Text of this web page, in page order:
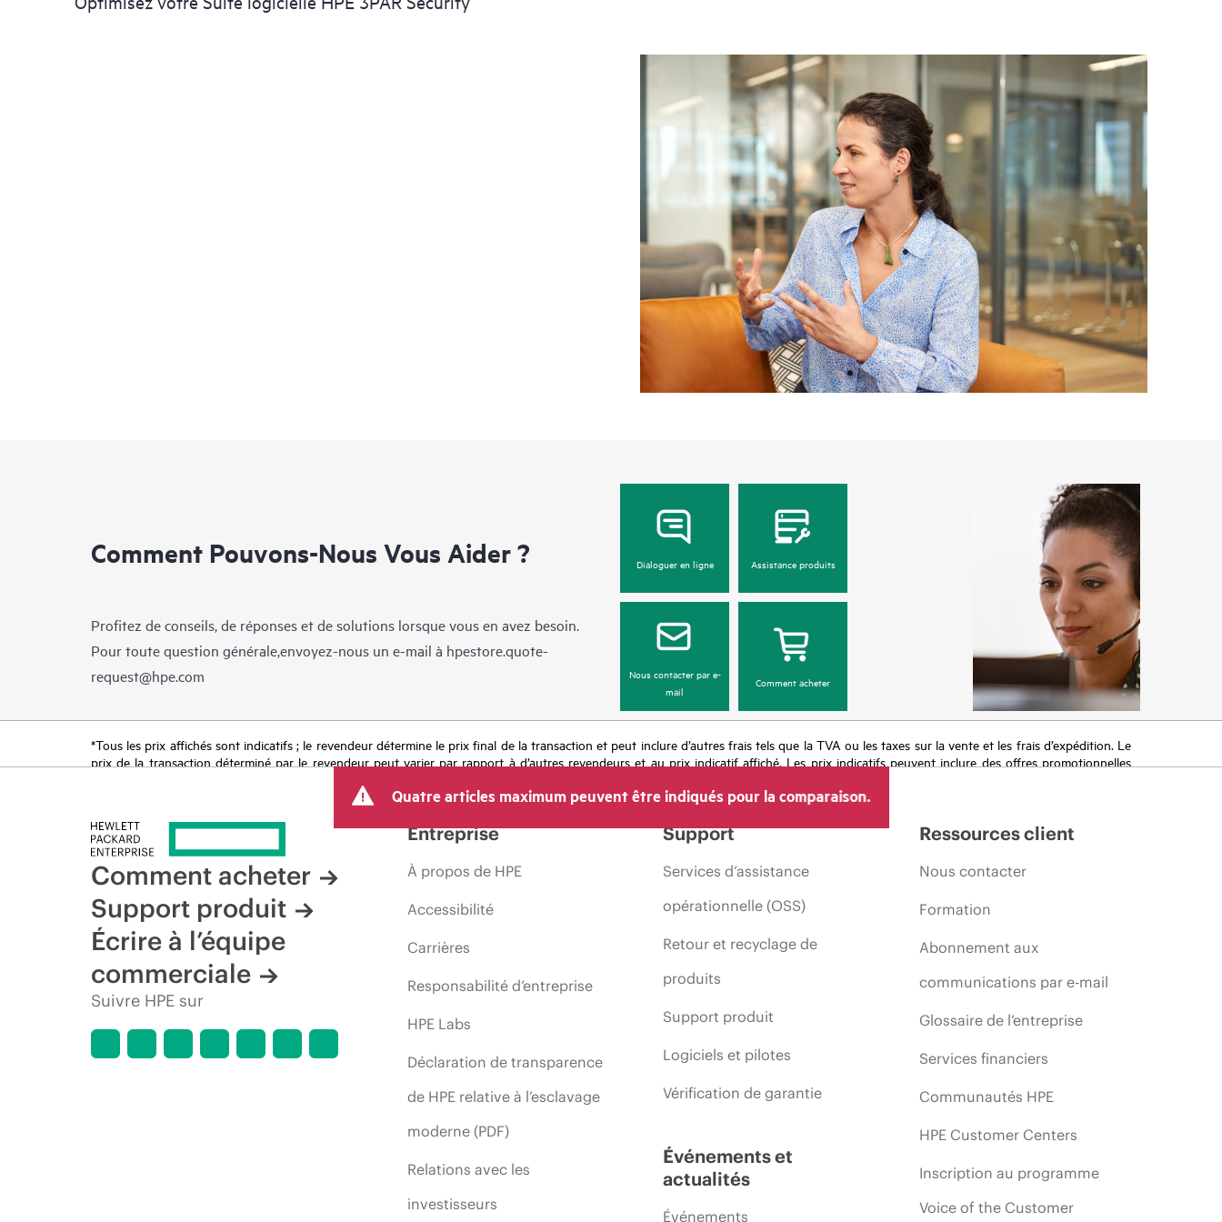
Comment Pouvons-Nous Vous Aider ?
Profitez de conseils, de réponses et de solutions lorsque vous en avez besoin.
Pour toute question générale,envoyez-nous un e-mail à hpestore.quote-
request@hpe.com
Dialoguer en ligne Assistance produits
Nous contacter par e-
mail
Comment acheter
*Tous les prix affichés sont indicatifs ; le revendeur détermine le prix final de la transaction et peut inclure d’autres frais tels que la TVA ou les taxes sur la vente et les frais d’expédition. Le
prix de la transaction déterminé par le revendeur peut varier par rapport à d’autres revendeurs et au prix indicatif affiché. Les prix indicatifs peuvent inclure des offres promotionnelles
produit, la disponibilité restreinte d’un produit, la fin d’une période de promotion et des erreurs dans les publicités.
Quatre articles maximum peuvent être indiqués pour la comparaison.
Comment acheter
Support produit
Écrire à l’équipe
commerciale
Suivre HPE sur
Entreprise
À propos de HPE
Accessibilité
Carrières
Responsabilité d’entreprise
HPE Labs
Déclaration de transparence
de HPE relative à l’esclavage
moderne (PDF)
Relations avec les
investisseurs
Support
Services d’assistance
opérationnelle (OSS)
Retour et recyclage de
produits
Support produit
Logiciels et pilotes
Vérification de garantie
Événements et
actualités
Événements
Ressources client
Nous contacter
Formation
Abonnement aux
communications par e-mail
Glossaire de l’entreprise
Services financiers
Communautés HPE
HPE Customer Centers
Inscription au programme
Voice of the Customer